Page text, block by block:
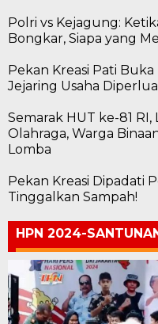
Polri vs Kejagung:
Bongkar, Siapa yang
Pekan Kreasi Pati
Jejaring Usaha
Semarak HUT ke-81
Olahraga, Warga
Lomba
Pekan Kreasi Dipadati
Tinggalkan Sampah!
HPN 2024-